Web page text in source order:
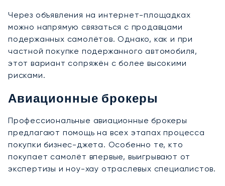
Через объявления на интернет-площадках
можно напрямую связаться с продавцами
подержанных самолётов. Однако, как и при
частной покупке подержанного автомобиля,
этот вариант сопряжён с более высокими
рисками.
Авиационные брокеры
Профессиональные авиационные брокеры
предлагают помощь на всех этапах процесса
покупки бизнес-джета. Особенно те, кто
покупает самолёт впервые, выигрывают от
экспертизы и ноу-хау отраслевых специалистов.